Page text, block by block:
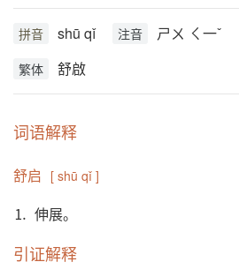
拼音 shū qǐ 注音 ㄕㄨ ㄑ一ˇ
繁体 舒啟
词语解释
舒启 [ shū qǐ ]
⒈ 伸展。
引证解释